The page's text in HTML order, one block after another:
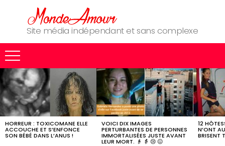
Site média indépendant et sans complexe
MOST
SHARED
STORIES
HORREUR : TOXICOMANE ELLE
ACCOUCHE ET S’ENFONCE
SON BÉBÉ DANS L’ANUS !
VOICI DIX IMAGES
PERTURBANTES DE PERSONNES
IMMORTALISÉES JUSTE AVANT
LEUR MORT. 👴 👵 😢 😖
12
N’ONT
BRISENT